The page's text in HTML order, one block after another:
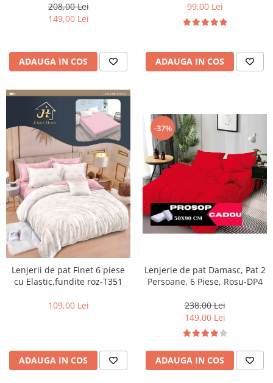
208,00 Lei
149,00 Lei
ADAUGA IN COS
99,00 Lei
ADAUGA IN COS
Lenjerii de pat Finet 6 piese
cu Elastic,fundite roz-T351
109,00 Lei
ADAUGA IN COS
-37%
Lenjerie de pat Damasc, Pat 2
Persoane, 6 Piese, Rosu-DP4
238,00 Lei
149,00 Lei
ADAUGA IN COS